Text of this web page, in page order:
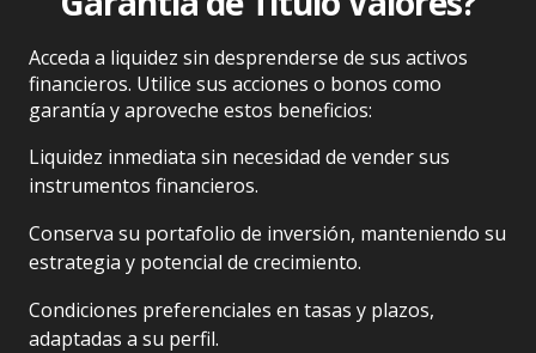
Canje de Puntos LAFISE
Contratos y reglamentos
Acceda a liquidez sin desprenderse de sus activos
financieros. Utilice sus acciones o bonos como
garantía y aproveche estos beneficios:
Liquidez inmediata sin necesidad de vender sus
instrumentos financieros.
Conserva su portafolio de inversión, manteniendo su
estrategia y potencial de crecimiento.
Condiciones preferenciales en tasas y plazos,
adaptadas a su perfil.